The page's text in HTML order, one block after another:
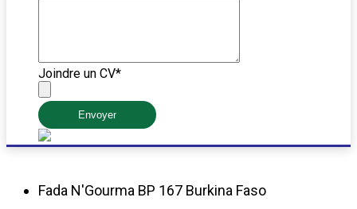
Joindre un CV*
Envoyer
Fada N'Gourma BP 167 Burkina Faso